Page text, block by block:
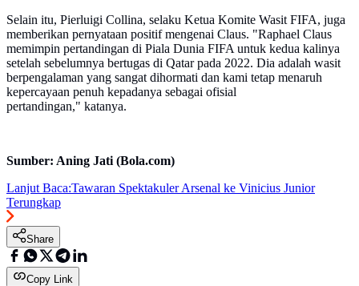
Selain itu, Pierluigi Collina, selaku Ketua Komite Wasit FIFA, juga
memberikan pernyataan positif mengenai Claus. "Raphael Claus
memimpin pertandingan di Piala Dunia FIFA untuk kedua kalinya
setelah sebelumnya bertugas di Qatar pada 2022. Dia adalah wasit
berpengalaman yang sangat dihormati dan kami tetap menaruh
kepercayaan penuh kepadanya sebagai ofisial
pertandingan," katanya.
Sumber: Aning Jati (Bola.com)
Lanjut Baca:Tawaran Spektakuler Arsenal ke Vinicius Junior
Terungkap
Share
Copy Link